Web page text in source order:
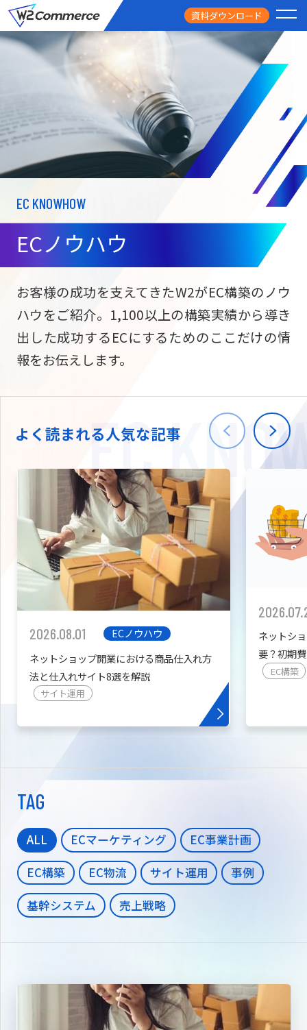
資料ダウンロード
サービス
ECサイト構築
サブスク/定期通販
ECサイト構築
海外進出・現地
W2
拡張プラグイン一覧
カスタマイズ開発
PRICE
料金
FEATURE
導入事例
USEFUL
お役立ち情報
NEWS
ニュース
会社情報
TW
EC KNOWHOW
ECノウハウ
お客様の成功を支えてきたW2がEC構築のノウ
ハウをご紹介。1,100以上の構築実績から導き
出した成功するECにするためのここだけの情
報をお伝えします。
よく読まれる人気な記事
2026.08.01
ECノウハウ
ネットショップ開業における商品仕入れ方
法と仕入れサイト8選を解説
サイト運用
ネットシ
要？初期
を紹介
EC構築
TAG
ALL ECマーケティング
EC事業計画
EC構築
EC物流 サイト運用
事例
基幹システム
売上戦略